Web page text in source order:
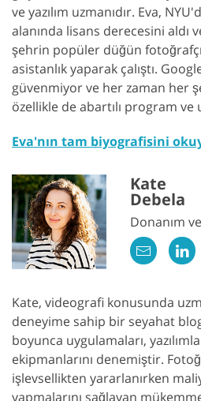
ve yazılım uzmanıdır. Eva,
alanında lisans derecesini aldı
şehrin popüler düğün
asistanlık yaparak çalıştı.
güvenmiyor ve her zaman her
özellikle de abartılı program ve
Eva'nın tam biyografisini
Kate
Debela
Donanım
Kate, videografi konusunda
deneyime sahip bir seyahat
boyunca uygulamaları,
ekipmanlarını denemiştir.
işlevsellikten yararlanırken
yapmalarını sağlayan